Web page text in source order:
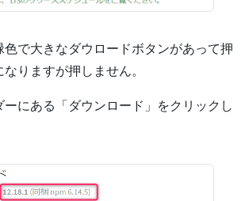
で大きなダウロードボタンがあって押
りますが押しません。
にある「ダウンロード」をクリックし